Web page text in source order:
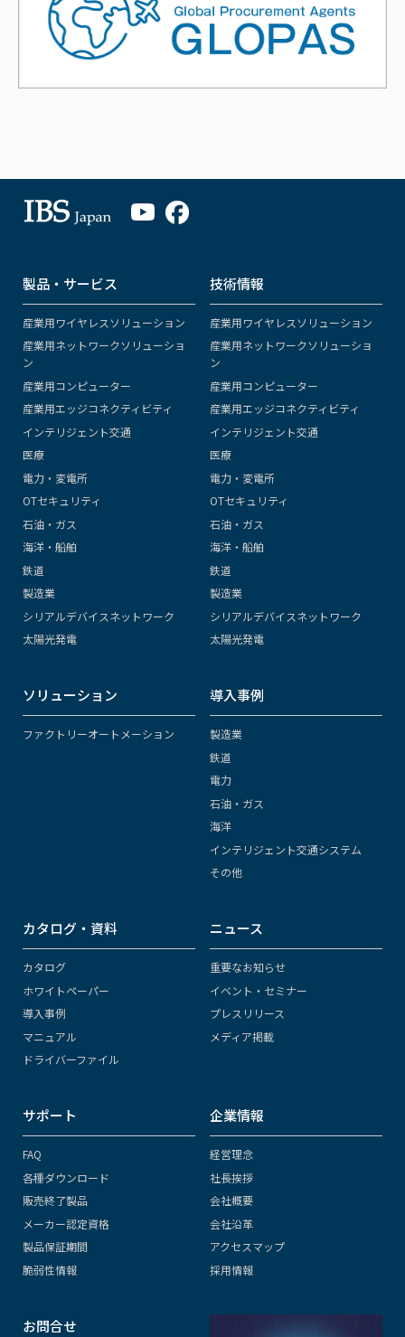
製品・サービス
産業用ワイヤレスソリューション
産業用ネットワークソリューショ
ン
産業用コンピューター
産業用エッジコネクティビティ
インテリジェント交通
医療
電力・変電所
OTセキュリティ
石油・ガス
海洋・船舶
鉄道
製造業
シリアルデバイスネットワーク
太陽光発電
技術情報
産業用ワイヤレスソリューション
産業用ネットワークソリューショ
ン
産業用コンピューター
産業用エッジコネクティビティ
インテリジェント交通
医療
電力・変電所
OTセキュリティ
石油・ガス
海洋・船舶
鉄道
製造業
シリアルデバイスネットワーク
太陽光発電
ソリューション
ファクトリーオートメーション
導入事例
製造業
鉄道
電力
石油・ガス
海洋
インテリジェント交通システム
その他
カタログ・資料
カタログ
ホワイトペーパー
導入事例
マニュアル
ドライバーファイル
ニュース
重要なお知らせ
イベント・セミナー
プレスリリース
メディア掲載
サポート
FAQ
各種ダウンロード
販売終了製品
メーカー認定資格
製品保証期間
脆弱性情報
企業情報
経営理念
社長挨拶
会社概要
会社沿革
アクセスマップ
採用情報
お問合せ